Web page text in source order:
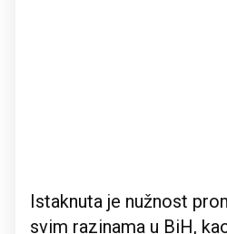
Istaknuta je nužnost
svim razinama u BiH,